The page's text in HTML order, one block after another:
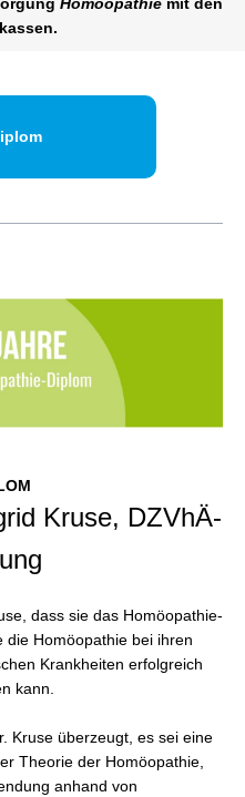
Kruse, DZVhÄ-
dass sie das Homöopathie-
die Homöopathie bei ihren
Krankheiten erfolgreich
kann.
Kruse überzeugt, es sei eine
Theorie der Homöopathie,
anhand von